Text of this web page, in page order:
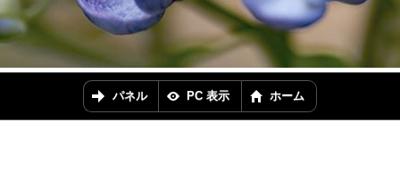
パネル PC 表示 ホーム